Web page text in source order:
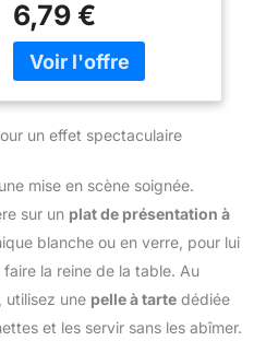
recouvrir de papier
cuisson, puis de verser
les billes avant
d’enfourner. Après
usage, elles se nettoient
Durables, sûres et sans
céramique de qualité
alimentaire, ces perles de
cuisson sont solides,
écologiques et conçues
nombreuses années.
Tala – une référence
pendant la cuisson, pour
préparer fonds de tarte,
quiches et pies maison
couvre un moule à tarte
facilement après
utilisation dans la boîte
fournie pour garder les
perles ensemble AIDE À
LIMITER LES BULLES:
Réparties sur du papier
cuisson, les perles
6,79 €
un effet spectaculaire
mise en scène soignée.
sur un plat de présentation à
blanche ou en verre, pour lui
la reine de la table. Au
utilisez une pelle à tarte dédiée
et les servir sans les abîmer.